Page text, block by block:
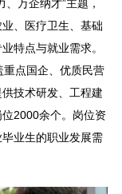
万企纳才”主题，
、医疗卫生、基础
特点与就业需求。
点国企、优质民营
技术研发、工程建
2000余个。岗位资
业生的职业发展需